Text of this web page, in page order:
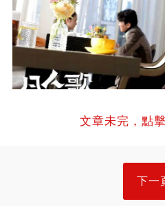
文章未完，點
下一